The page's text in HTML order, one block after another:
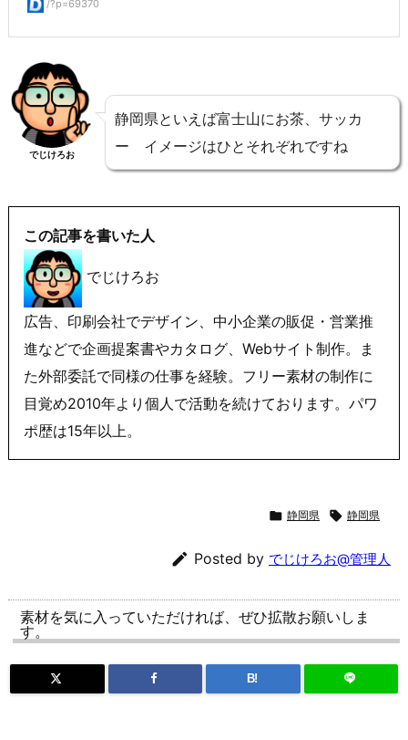
/?p=69370
でじけろお
静岡県といえば富士山にお茶、サッカ
ー イメージはひとそれぞれですね
この記事を書いた人
でじけろお
広告、印刷会社でデザイン、中小企業の販促・営業推
進などで企画提案書やカタログ、Webサイト制作。ま
た外部委託で同様の仕事を経験。フリー素材の制作に
目覚め2010年より個人で活動を続けております。パワ
ポ歴は15年以上。
 静岡県  静岡県
 Posted by でじけろお@管理人
素材を気に入っていただければ、ぜひ拡散お願いしま
す。
B!